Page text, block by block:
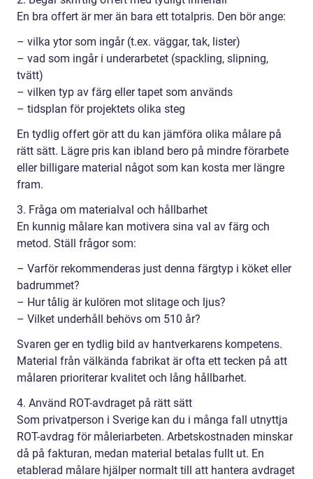
En bra offert är mer än bara ett totalpris. Den bör ange:
– vilka ytor som ingår (t.ex. väggar, tak, lister)
– vad som ingår i underarbetet (spackling, slipning,
tvätt)
– vilken typ av färg eller tapet som används
– tidsplan för projektets olika steg
En tydlig offert gör att du kan jämföra olika målare på
rätt sätt. Lägre pris kan ibland bero på mindre förarbete
eller billigare material något som kan kosta mer längre
fram.
3. Fråga om materialval och hållbarhet
En kunnig målare kan motivera sina val av färg och
metod. Ställ frågor som:
– Varför rekommenderas just denna färgtyp i köket eller
badrummet?
– Hur tålig är kulören mot slitage och ljus?
– Vilket underhåll behövs om 510 år?
Svaren ger en tydlig bild av hantverkarens kompetens.
Material från välkända fabrikat är ofta ett tecken på att
målaren prioriterar kvalitet och lång hållbarhet.
4. Använd ROT-avdraget på rätt sätt
Som privatperson i Sverige kan du i många fall utnyttja
ROT-avdrag för måleriarbeten. Arbetskostnaden minskar
då på fakturan, medan material betalas fullt ut. En
etablerad målare hjälper normalt till att hantera avdraget